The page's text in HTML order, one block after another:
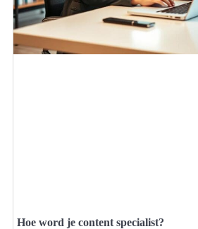
Hoe word je content specialist?